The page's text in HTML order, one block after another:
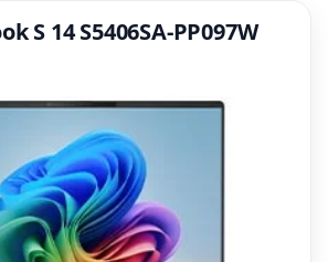
S 14 S5406SA-PP097W